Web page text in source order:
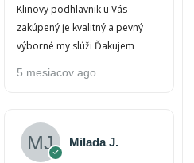
Klinovy podhlavnik u Vás
zakúpený je kvalitný a pevný
výborné my slúži Ďakujem
5 mesiacov ago
Milada J.